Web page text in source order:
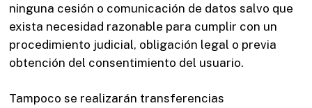
ninguna cesión o comunicación de datos salvo que
exista necesidad razonable para cumplir con un
procedimiento judicial, obligación legal o previa
obtención del consentimiento del usuario.
Tampoco se realizarán transferencias